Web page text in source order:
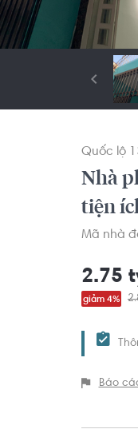
Quốc lộ
Nhà
tiện
Mã nhà
2.75
giảm 4%
Báo